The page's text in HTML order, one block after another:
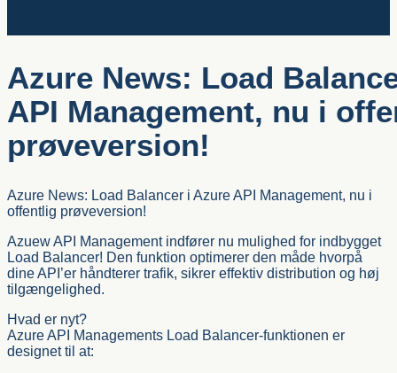
Azure News: Load
API Management, nu i
prøveversion!
Azure News: Load Balancer i Azure API Management, nu i
offentlig prøveversion!
Azuew API Management indfører nu mulighed for indbygget
Load Balancer! Den funktion optimerer den måde hvorpå
dine API’er håndterer trafik, sikrer effektiv distribution og høj
tilgængelighed.
Hvad er nyt?
Azure API Managements Load Balancer-funktionen er
designet til at: